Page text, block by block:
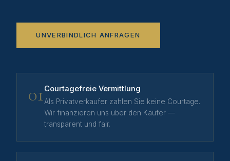
UNVERBINDLICH ANFRAGEN
01Courtagefreie Vermittlung
Als Privatverkaufer zahlen Sie keine Courtage.
Wir finanzieren uns uber den Kaufer —
transparent und fair.